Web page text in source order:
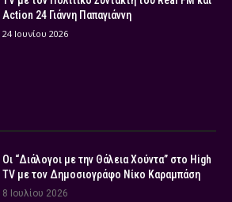
Action 24 Γιάννη Παπαγιάννη
24 Ιουνίου 2026
Οι “Διάλογοι με την Θάλεια Χούντα” στο High
TV με τον Δημοσιογράφο Νίκο Καραμπάση
8 Ιουλίου 2026